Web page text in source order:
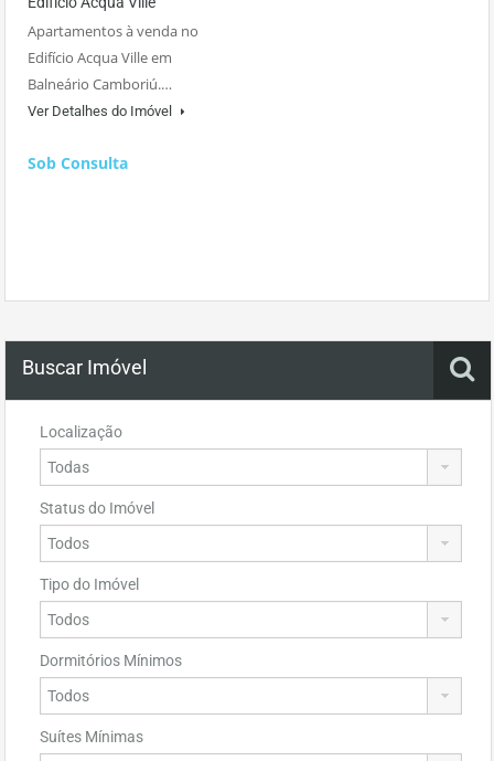
Apartamentos à venda no
Edifício Acqua Ville em
Balneário Camboriú.…
Ver Detalhes do Imóvel
Sob Consulta
Buscar Imóvel
Localização
Status do Imóvel
Tipo do Imóvel
Dormitórios Mínimos
Suítes Mínimas